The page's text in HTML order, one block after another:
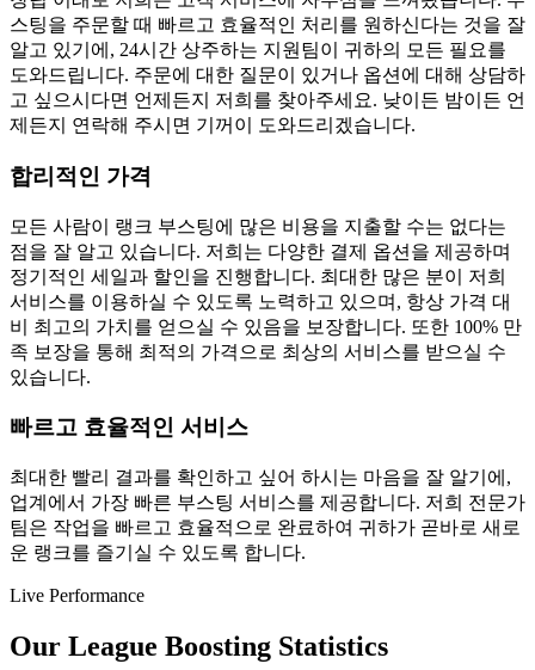
스팅을 주문할 때 빠르고 효율적인 처리를 원하신다는 것을 잘
알고 있기에, 24시간 상주하는 지원팀이 귀하의 모든 필요를
도와드립니다. 주문에 대한 질문이 있거나 옵션에 대해 상담하
고 싶으시다면 언제든지 저희를 찾아주세요. 낮이든 밤이든 언
제든지 연락해 주시면 기꺼이 도와드리겠습니다.
합리적인 가격
모든 사람이 랭크 부스팅에 많은 비용을 지출할 수는 없다는
점을 잘 알고 있습니다. 저희는 다양한 결제 옵션을 제공하며
정기적인 세일과 할인을 진행합니다. 최대한 많은 분이 저희
서비스를 이용하실 수 있도록 노력하고 있으며, 항상 가격 대
비 최고의 가치를 얻으실 수 있음을 보장합니다. 또한 100% 만
족 보장을 통해 최적의 가격으로 최상의 서비스를 받으실 수
있습니다.
빠르고 효율적인 서비스
최대한 빨리 결과를 확인하고 싶어 하시는 마음을 잘 알기에,
업계에서 가장 빠른 부스팅 서비스를 제공합니다. 저희 전문가
팀은 작업을 빠르고 효율적으로 완료하여 귀하가 곧바로 새로
운 랭크를 즐기실 수 있도록 합니다.
Live Performance
Our League Boosting Statistics